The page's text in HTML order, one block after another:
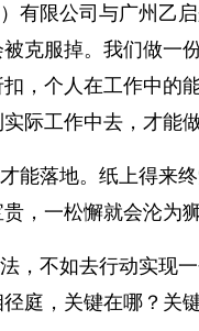
有限公司与广州乙
克服掉。我们做一
，个人在工作中的
际工作中去，才能
能落地。纸上得来
，一松懈就会沦为
，不如去行动实现
庭，关键在哪？关